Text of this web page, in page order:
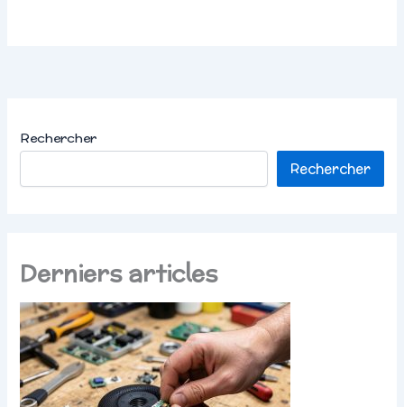
Rechercher
Rechercher
Derniers articles